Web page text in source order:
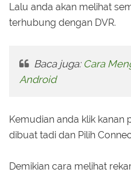
Lalu anda akan melihat
terhubung dengan DVR.
Baca juga: Cara
Android
Kemudian anda klik kanan
dibuat tadi dan Pilih
Demikian cara melihat